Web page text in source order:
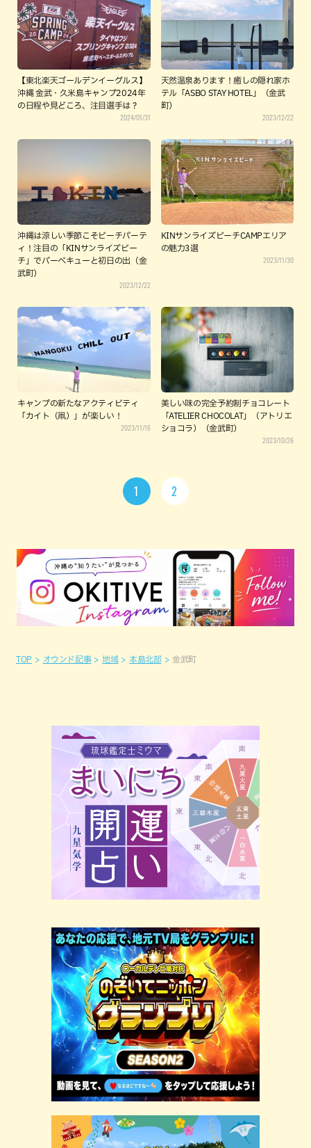
【東北楽天ゴールデンイーグルス】
沖縄 金武・久米島キャンプ2024年
の日程や見どころ、注目選手は？
2024/01/31
天然温泉あります！癒しの隠れ家ホ
テル「ASBO STAY HOTEL」（金武
町）
2023/12/22
沖縄は涼しい季節こそビーチパーテ
ィ！注目の「KINサンライズビー
チ」でバーベキューと初日の出（金
武町）
2023/12/22
KINサンライズビーチCAMPエリア
の魅力3選
2023/11/30
キャンプの新たなアクティビティ
「カイト（凧）」が楽しい！
2023/11/16
美しい味の完全予約制チョコレート
「ATELIER CHOCOLAT」（アトリエ
ショコラ）（金武町）
2023/10/26
1 2
TOP オウンド記事 地域 本島北部 金武町